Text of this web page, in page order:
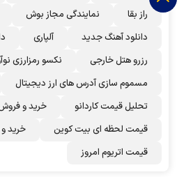
راز بقا
نمایندگی مجاز بوش
دانلود آهنگ جدید
آلپاری
رزرو هتل خارجی
نکسو رمزارزی
مسموم سازی آدرس های ارز دیجیتال
تحلیل قیمت کاردانو
خرید و
قیمت لحظه ای بیت کوین
خرید
قیمت اتریوم امروز